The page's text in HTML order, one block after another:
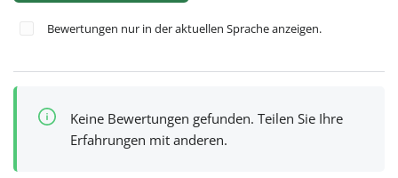
Bewertungen nur in der aktuellen Sprache anzeigen.
Keine Bewertungen gefunden. Teilen Sie Ihre
Erfahrungen mit anderen.